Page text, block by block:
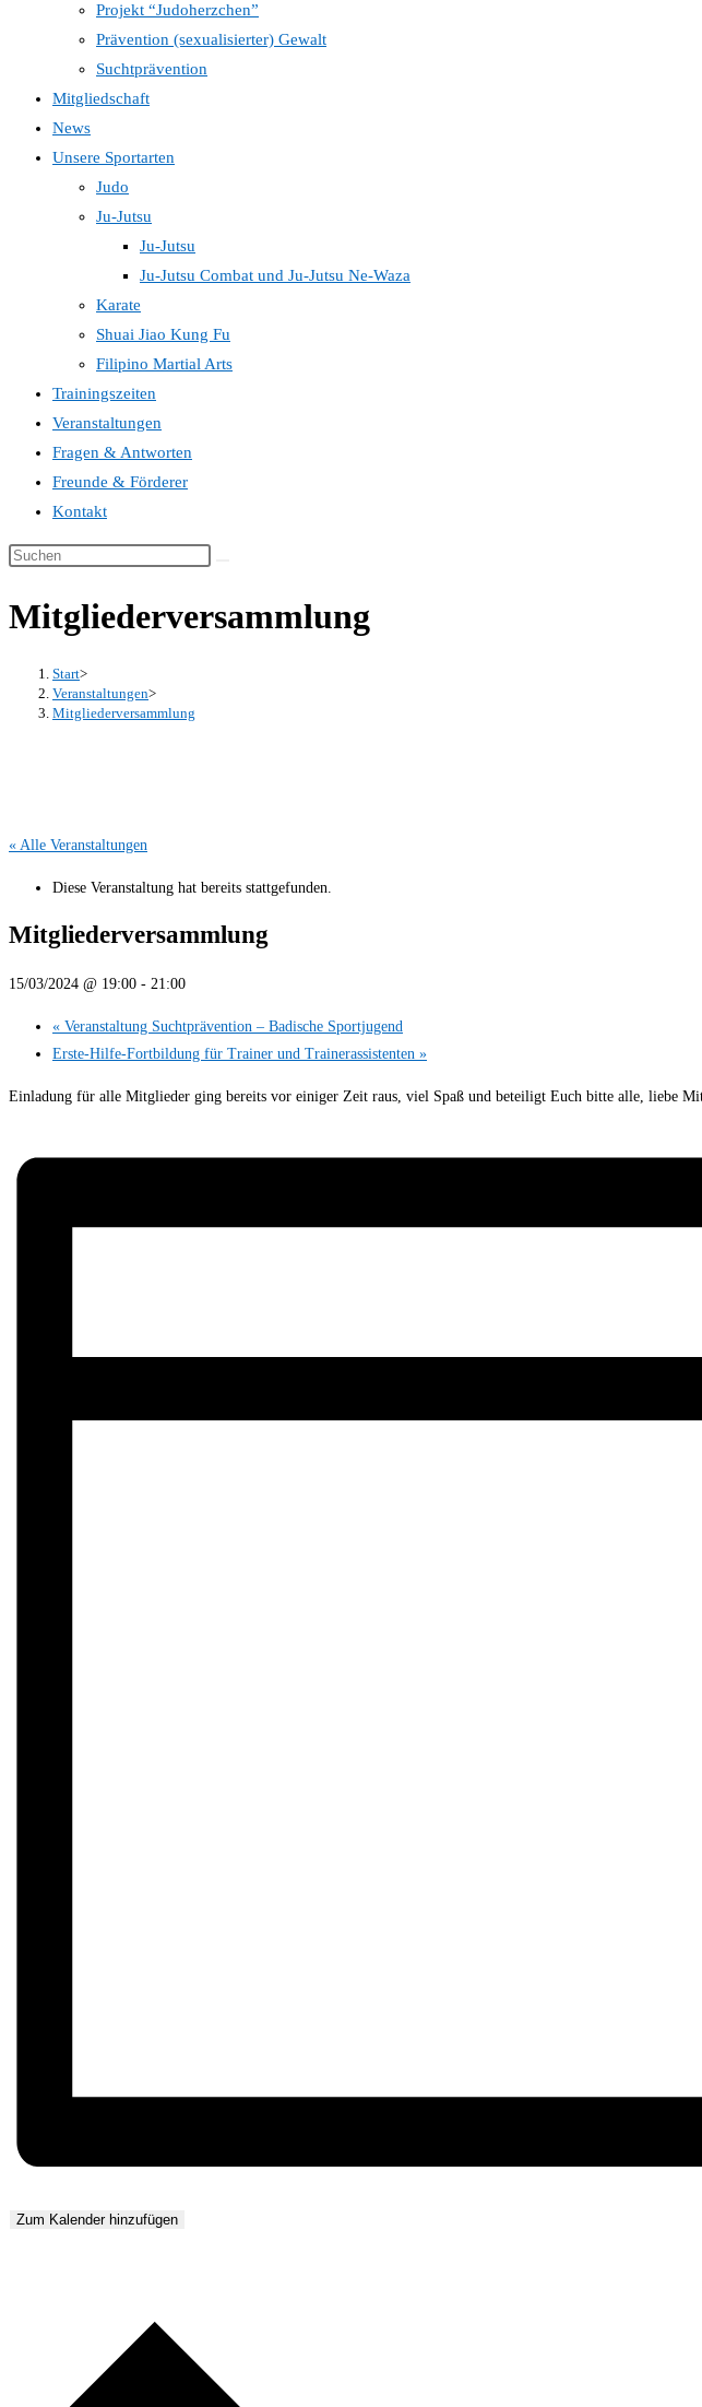
Projekt “Judoherzchen”
Prävention (sexualisierter) Gewalt
Suchtprävention
Mitgliedschaft
News
Unsere Sportarten
Judo
Ju-Jutsu
Ju-Jutsu
Ju-Jutsu Combat und Ju-Jutsu Ne-Waza
Karate
Shuai Jiao Kung Fu
Filipino Martial Arts
Trainingszeiten
Veranstaltungen
Fragen & Antworten
Freunde & Förderer
Kontakt
Mitgliederversammlung
Start>
Veranstaltungen>
Mitgliederversammlung
« Alle Veranstaltungen
Diese Veranstaltung hat bereits stattgefunden.
Mitgliederversammlung
15/03/2024 @ 19:00 - 21:00
« Veranstaltung Suchtprävention – Badische Sportjugend
Erste-Hilfe-Fortbildung für Trainer und Trainerassistenten »
Einladung für alle Mitglieder ging bereits vor einiger Zeit raus, viel Spaß und beteiligt Euch bitte alle, liebe
Zum Kalender hinzufügen